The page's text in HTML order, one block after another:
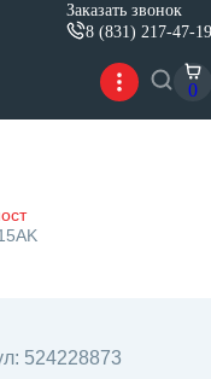
Заказать звонок
8 (831) 217-47-19
0
524228873